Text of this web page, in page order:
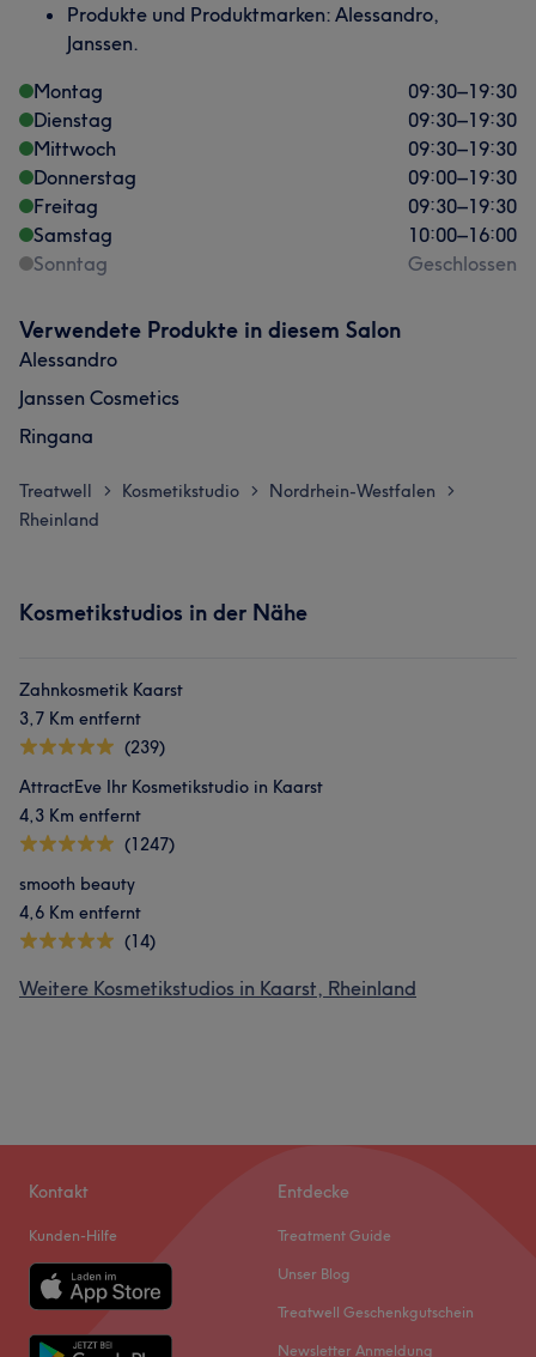
Produkte und Produktmarken: Alessandro,
Janssen.
Montag
09:30–19:30
Dienstag
09:30–19:30
Mittwoch
09:30–19:30
Donnerstag
09:00–19:30
Freitag
09:30–19:30
Samstag
10:00–16:00
Sonntag
Geschlossen
Verwendete Produkte in diesem Salon
Alessandro
Janssen Cosmetics
Ringana
Treatwell > Kosmetikstudio > Nordrhein-Westfalen >
Rheinland
Kosmetikstudios in der Nähe
Zahnkosmetik Kaarst
3,7 Km entfernt
(239)
AttractEve Ihr Kosmetikstudio in Kaarst
4,3 Km entfernt
(1247)
smooth beauty
4,6 Km entfernt
(14)
Weitere Kosmetikstudios in Kaarst, Rheinland
Kontakt
Kunden-Hilfe
Entdecke
Treatment Guide
Unser Blog
Treatwell Geschenkgutschein
Newsletter Anmeldung